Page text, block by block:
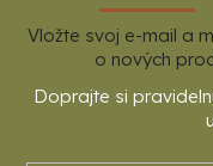
Vložte svoj e-mail a
o nových